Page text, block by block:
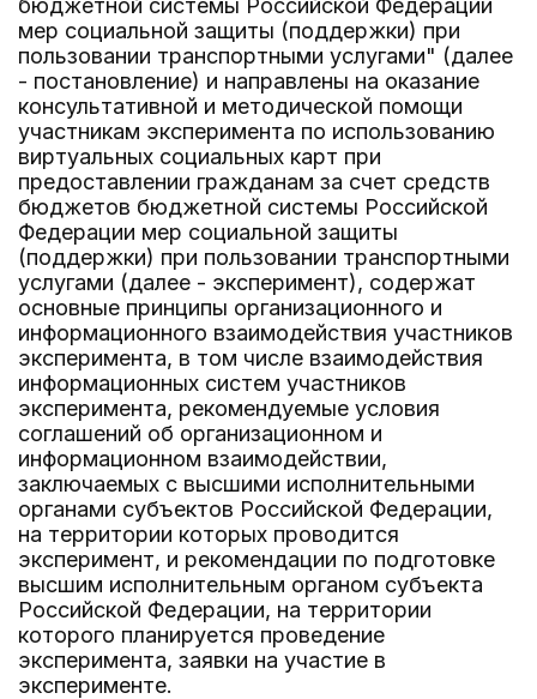
бюджетной системы Российской Федерации
мер социальной защиты (поддержки) при
пользовании транспортными услугами" (далее
- постановление) и направлены на оказание
консультативной и методической помощи
участникам эксперимента по использованию
виртуальных социальных карт при
предоставлении гражданам за счет средств
бюджетов бюджетной системы Российской
Федерации мер социальной защиты
(поддержки) при пользовании транспортными
услугами (далее - эксперимент), содержат
основные принципы организационного и
информационного взаимодействия участников
эксперимента, в том числе взаимодействия
информационных систем участников
эксперимента, рекомендуемые условия
соглашений об организационном и
информационном взаимодействии,
заключаемых с высшими исполнительными
органами субъектов Российской Федерации,
на территории которых проводится
эксперимент, и рекомендации по подготовке
высшим исполнительным органом субъекта
Российской Федерации, на территории
которого планируется проведение
эксперимента, заявки на участие в
эксперименте.